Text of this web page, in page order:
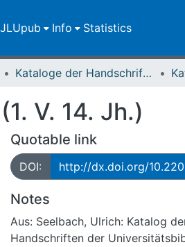
Info Statistics
Kataloge der Handschriften der Universitätsbibliothek
V. 14. Jh.)
Quotable link
DOI: http://dx.doi.org/
Notes
Aus: Seelbach, Ulrich: Katalog
Handschriften der